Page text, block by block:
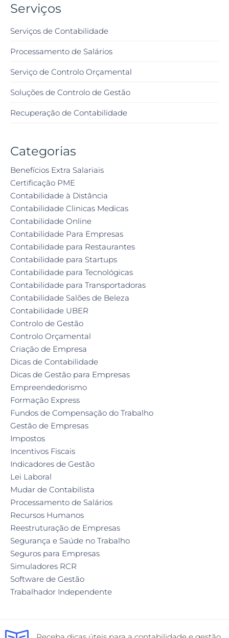
Serviços
Serviços de Contabilidade
Processamento de Salários
Serviço de Controlo Orçamental
Soluções de Controlo de Gestão
Recuperação de Contabilidade
Categorias
Benefícios Extra Salariais
Certificação PME
Contabilidade à Distância
Contabilidade Clinicas Medicas
Contabilidade Online
Contabilidade Para Empresas
Contabilidade para Restaurantes
Contabilidade para Startups
Contabilidade para Tecnológicas
Contabilidade para Transportadoras
Contabilidade Salões de Beleza
Contabilidade UBER
Controlo de Gestão
Controlo Orçamental
Criação de Empresa
Dicas de Contabilidade
Dicas de Gestão para Empresas
Empreendedorismo
Formação Express
Fundos de Compensação do Trabalho
Gestão de Empresas
Impostos
Incentivos Fiscais
Indicadores de Gestão
Lei Laboral
Mudar de Contabilista
Processamento de Salários
Recursos Humanos
Reestruturação de Empresas
Segurança e Saúde no Trabalho
Seguros para Empresas
Simuladores RCR
Software de Gestão
Trabalhador Independente